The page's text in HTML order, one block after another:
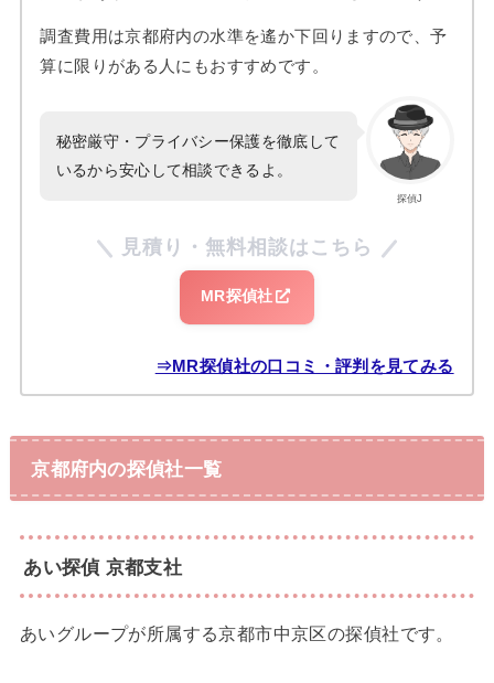
調査費用は京都府内の水準を遙か下回りますので、予
算に限りがある人にもおすすめです。
探偵J
秘密厳守・プライバシー保護を徹底して
いるから安心して相談できるよ。
見積り・無料相談はこちら
MR探偵社
⇒MR探偵社の口コミ・評判を見てみる
京都府内の探偵社一覧
あい探偵 京都支社
あいグループが所属する京都市中京区の探偵社です。